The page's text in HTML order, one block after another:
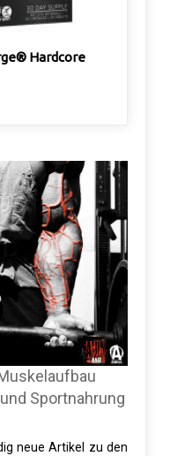
Hardcore
Sportnahrung
neue Artikel zu den